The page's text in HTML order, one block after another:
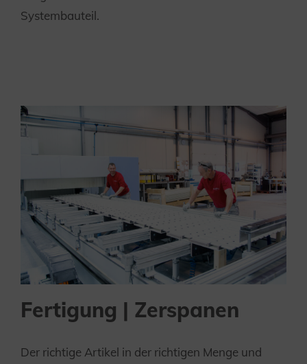
Systembauteil.
Fertigung | Zerspanen
Der richtige Artikel in der richtigen Menge und